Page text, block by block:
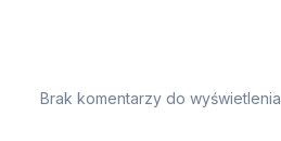
Brak komentarzy do wyświetlenia